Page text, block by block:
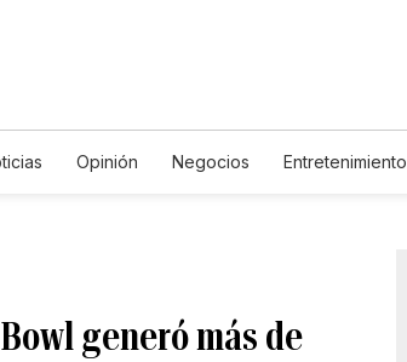
Opinión Negocios Entretenimiento
generó más de